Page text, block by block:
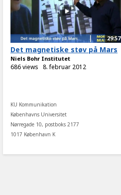
29:57
Det magnetiske støv på Mars
Niels Bohr Institutet
686 views 8. februar 2012
KU Kommunikation
Københavns Universitet
Nørregade 10, postboks 2177
1017 København K